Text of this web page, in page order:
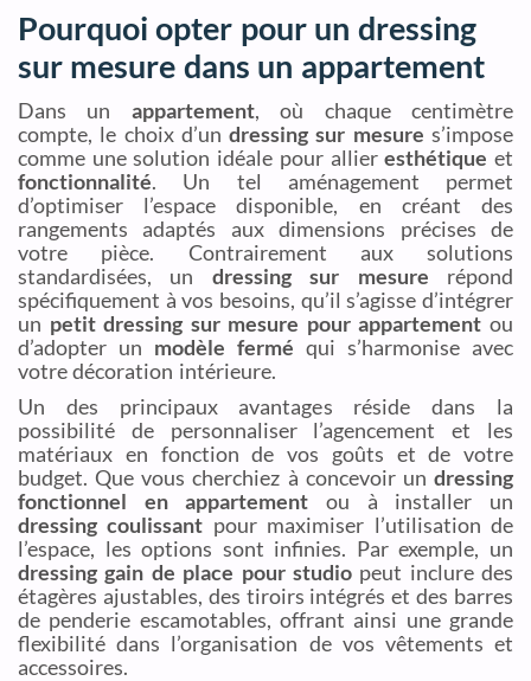
Pourquoi opter pour un dressing
sur mesure dans un appartement
Dans un appartement, où chaque centimètre
compte, le choix d’undressing sur mesure s’impose
comme une solution idéale pour allieresthétique et
fonctionnalité. Un tel aménagement permet
d’optimiser l’espace disponible, en créant des
rangements adaptés aux dimensions précises de
votre pièce. Contrairement aux solutions
standardisées, un dressing sur mesure répond
spécifiquement à vos besoins, qu’il s’agisse d’intégrer
un petit dressing sur mesure pour appartement ou
d’adopter un modèle fermé qui s’harmonise avec
votre décoration intérieure.
Un des principaux avantages réside dans la
possibilité de personnaliser l’agencement et les
matériaux en fonction de vos goûts et de votre
budget. Que vous cherchiez à concevoir un dressing
fonctionnel en appartement ou à installer un
dressing coulissant pour maximiser l’utilisation de
l’espace, les options sont infinies. Par exemple, un
dressing gain de place pour studiopeut inclure des
étagères ajustables, des tiroirs intégrés et des barres
de penderie escamotables, offrant ainsi une grande
flexibilité dans l’organisation de vos vêtements et
accessoires.